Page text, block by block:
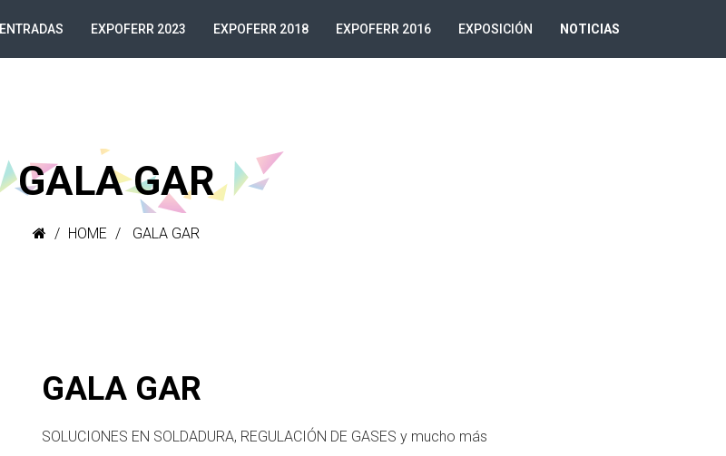
ENTRADAS EXPOFERR 2023 EXPOFERR 2018 EXPOFERR 2016 EXPOSICIÓN NOTICIAS
GALA GAR
HOME GALA GAR
GALA GAR
SOLUCIONES EN SOLDADURA, REGULACIÓN DE GASES y mucho más